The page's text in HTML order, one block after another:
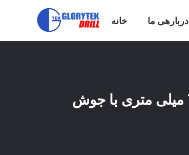
خانه دربارهی ما
میله حفاری چاه آب گمانه 76 میلی متری با جوش